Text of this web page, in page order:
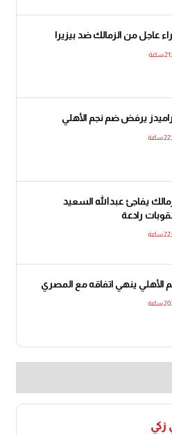
عاجل من الزمالك ضد بيزيرا
يرفض ضم نجم الأهلي
يفاجئ عبدالله السعيد
رادعة
الأهلي ينهي اتفاقه مع المصري
زكي